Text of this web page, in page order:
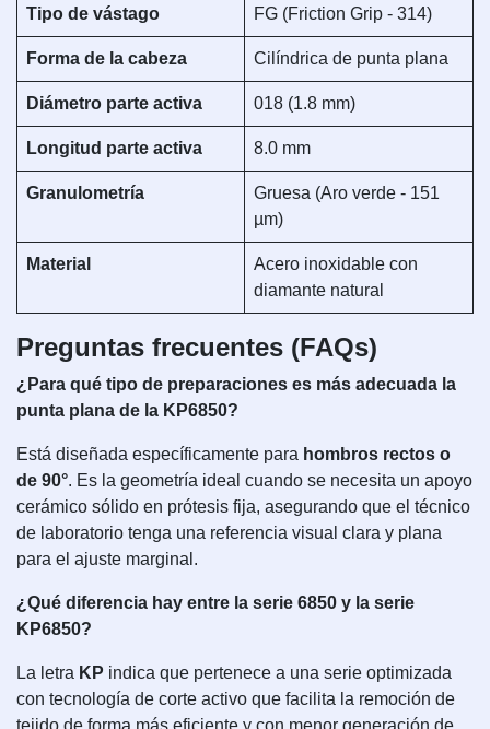
Tipo de vástago FG (Friction Grip - 314)
Forma de la cabeza Cilíndrica de punta plana
Diámetro parte activa 018 (1.8 mm)
Longitud parte activa 8.0 mm
Granulometría
Gruesa (Aro verde - 151
µm)
Material
Acero inoxidable con
diamante natural
Preguntas frecuentes (FAQs)
¿Para qué tipo de preparaciones es más adecuada la
punta plana de la KP6850?
Está diseñada específicamente para hombros rectos o
de 90°. Es la geometría ideal cuando se necesita un apoyo
cerámico sólido en prótesis fija, asegurando que el técnico
de laboratorio tenga una referencia visual clara y plana
para el ajuste marginal.
¿Qué diferencia hay entre la serie 6850 y la serie
KP6850?
La letra KP indica que pertenece a una serie optimizada
con tecnología de corte activo que facilita la remoción de
tejido de forma más eficiente y con menor generación de